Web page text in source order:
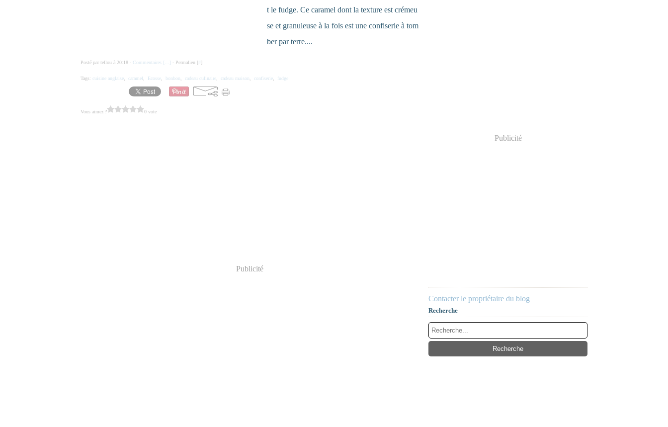
t le fudge. Ce caramel dont la texture est crémeu
se et granuleuse à la fois est une confiserie à tom
ber par terre....
Posté par tellou à 20:18 - Commentaires [ ] - Permalien [#]
Tags: cuisine anglaise caramel Ecosse bonbon cadeau culinaire cadeau maison confiserie fudge
Vous aimez ? 0 vote
Publicité
Publicité
Contacter le propriétaire du blog
Recherche